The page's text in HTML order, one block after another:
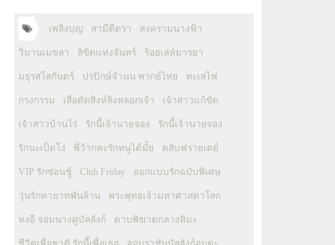
เพลิงบุญ สามีตีตรา สงครามนางฟ้า
วิมานเมขลา ลิขิตแห่งจันทร์ ร้อยเล่ห์มารยา
มธุรสโลกันตร์ ปรปักษ์จำนน พากย์ไทย ทะเลไฟ
กรงกรรม เสือตัดสิงห์ลิงหลอกเจ้า เจ้าสาวแก้ขัด
เจ้าสาวบ้านไร่ รักนี้เจ้านายจอง รักนี้เจ้านายจอง
รักนะเป็ดโง่ พี่ว้ากคะรักหนูได้มั้ย คลับฟรายเดย์
VIP รักซ่อนชู้ Club Friday ออกแบบรักฉบับพิเศษ
วุ่นรักทายาทพันล้าน พระพุทธเจ้ามหาศาสดาโลก
ทงอี จอมนางคู่บัลลังก์ ดาบพิฆาตกลางหิมะ